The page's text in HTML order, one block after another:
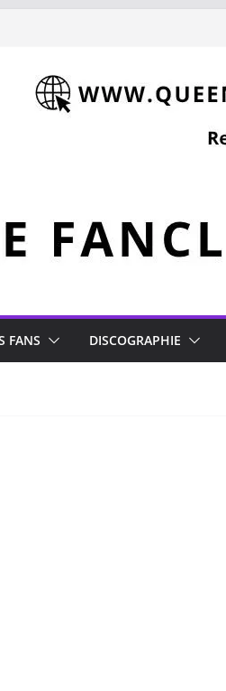
FANS DISCOGRAPHIE